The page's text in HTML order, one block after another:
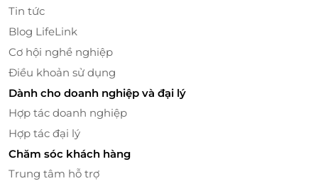
giúp da luôn giữ được nét tươi trẻ.
Tin tức
Blog LifeLink
Cơ hội nghề nghiệp
Điều khoản sử dụng
Dành cho doanh nghiệp và đại lý
Hợp tác doanh nghiệp
Hợp tác đại lý
Chăm sóc khách hàng
Trung tâm hỗ trợ